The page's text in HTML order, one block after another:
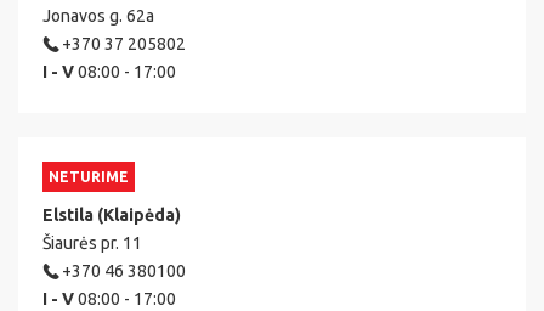
Jonavos g. 62a
+370 37 205802
I - V08:00 - 17:00
NETURIME
Elstila (Klaipėda)
Šiaurės pr. 11
+370 46 380100
I - V08:00 - 17:00